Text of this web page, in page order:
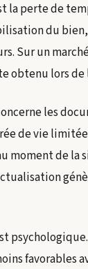
la perte de
du
Sur un
obtenu lors
les
de vie
moment de la
favorables